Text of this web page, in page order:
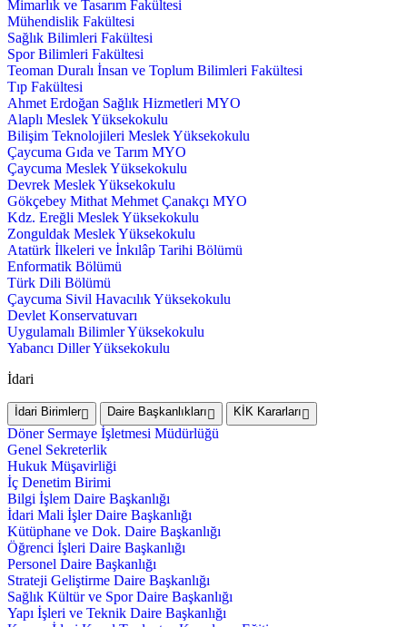
Mimarlık ve Tasarım Fakültesi
Mühendislik Fakültesi
Sağlık Bilimleri Fakültesi
Spor Bilimleri Fakültesi
Teoman Duralı İnsan ve Toplum Bilimleri Fakültesi
Tıp Fakültesi
Ahmet Erdoğan Sağlık Hizmetleri MYO
Alaplı Meslek Yüksekokulu
Bilişim Teknolojileri Meslek Yüksekokulu
Çaycuma Gıda ve Tarım MYO
Çaycuma Meslek Yüksekokulu
Devrek Meslek Yüksekokulu
Gökçebey Mithat Mehmet Çanakçı MYO
Kdz. Ereğli Meslek Yüksekokulu
Zonguldak Meslek Yüksekokulu
Atatürk İlkeleri ve İnkılâp Tarihi Bölümü
Enformatik Bölümü
Türk Dili Bölümü
Çaycuma Sivil Havacılık Yüksekokulu
Devlet Konservatuvarı
Uygulamalı Bilimler Yüksekokulu
Yabancı Diller Yüksekokulu
İdari
İdari Birimler Daire Başkanlıkları KİK Kararları
Döner Sermaye İşletmesi Müdürlüğü
Genel Sekreterlik
Hukuk Müşavirliği
İç Denetim Birimi
Bilgi İşlem Daire Başkanlığı
İdari Mali İşler Daire Başkanlığı
Kütüphane ve Dok. Daire Başkanlığı
Öğrenci İşleri Daire Başkanlığı
Personel Daire Başkanlığı
Strateji Geliştirme Daire Başkanlığı
Sağlık Kültür ve Spor Daire Başkanlığı
Yapı İşleri ve Teknik Daire Başkanlığı